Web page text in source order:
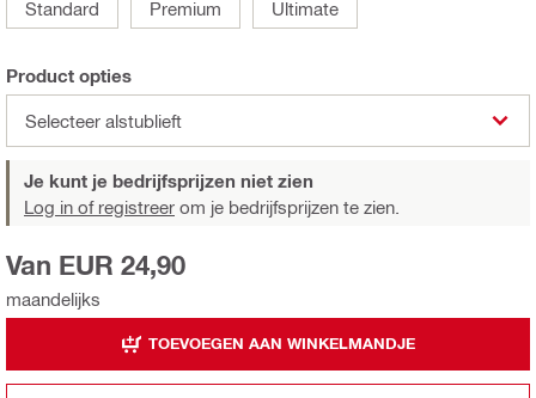
Standard
Premium Ultimate
Product opties
Selecteer alstublieft
Je kunt je bedrijfsprijzen niet zien
Log in of registreer om je bedrijfsprijzen te zien.
Van EUR 24,90
maandelijks
TOEVOEGEN AAN WINKELMANDJE